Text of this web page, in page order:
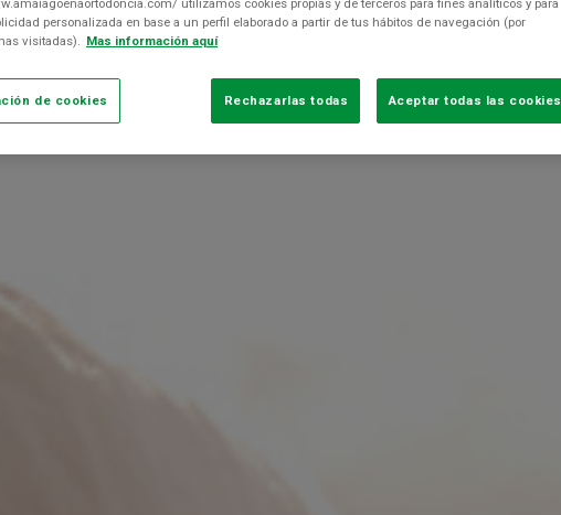
utilizamos cookies propias y de terceros para fines analíticos y para
personalizada en base a un perfil elaborado a partir de tus hábitos de navegación (por
visitadas). Mas información aquí
Rechazarlas todas Aceptar todas las cookies
de cookies